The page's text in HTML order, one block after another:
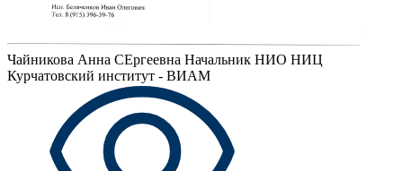
Чайникова Анна СЕргеевна Начальник НИО НИЦ
Курчатовский институт - ВИАМ